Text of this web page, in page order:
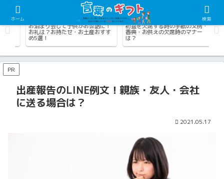
学校・幼稚園・保育園の言葉
お泊まり会して子供がお世話に！
お礼は？お持たせ・お土産おすす
め5選！
四季の言葉（夏）
初盆を欠席する時の手紙の文例・
香典・お供えの欠席時のマナー
は？
博
筒
PR
出産報告のLINE例文！親族・友人・会社
に送る場合は？
2021.05.17
ホーム 検索